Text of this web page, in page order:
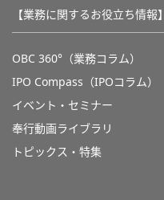
【業務に関するお役立ち情報】
OBC 360°（業務コラム）
IPO Compass（IPOコラム）
イベント・セミナー
奉行動画ライブラリ
トピックス・特集